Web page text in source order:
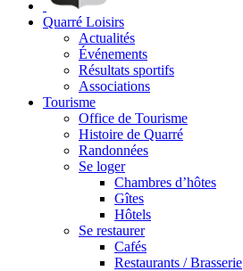
Quarré Loisirs
Actualités
Événements
Résultats sportifs
Associations
Tourisme
Office de Tourisme
Histoire de Quarré
Randonnées
Se loger
Chambres d’hôtes
Gîtes
Hôtels
Se restaurer
Cafés
Restaurants / Brasserie